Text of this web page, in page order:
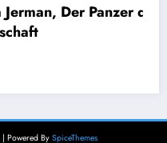
Der Panzer dan
Powered By SpiceThemes